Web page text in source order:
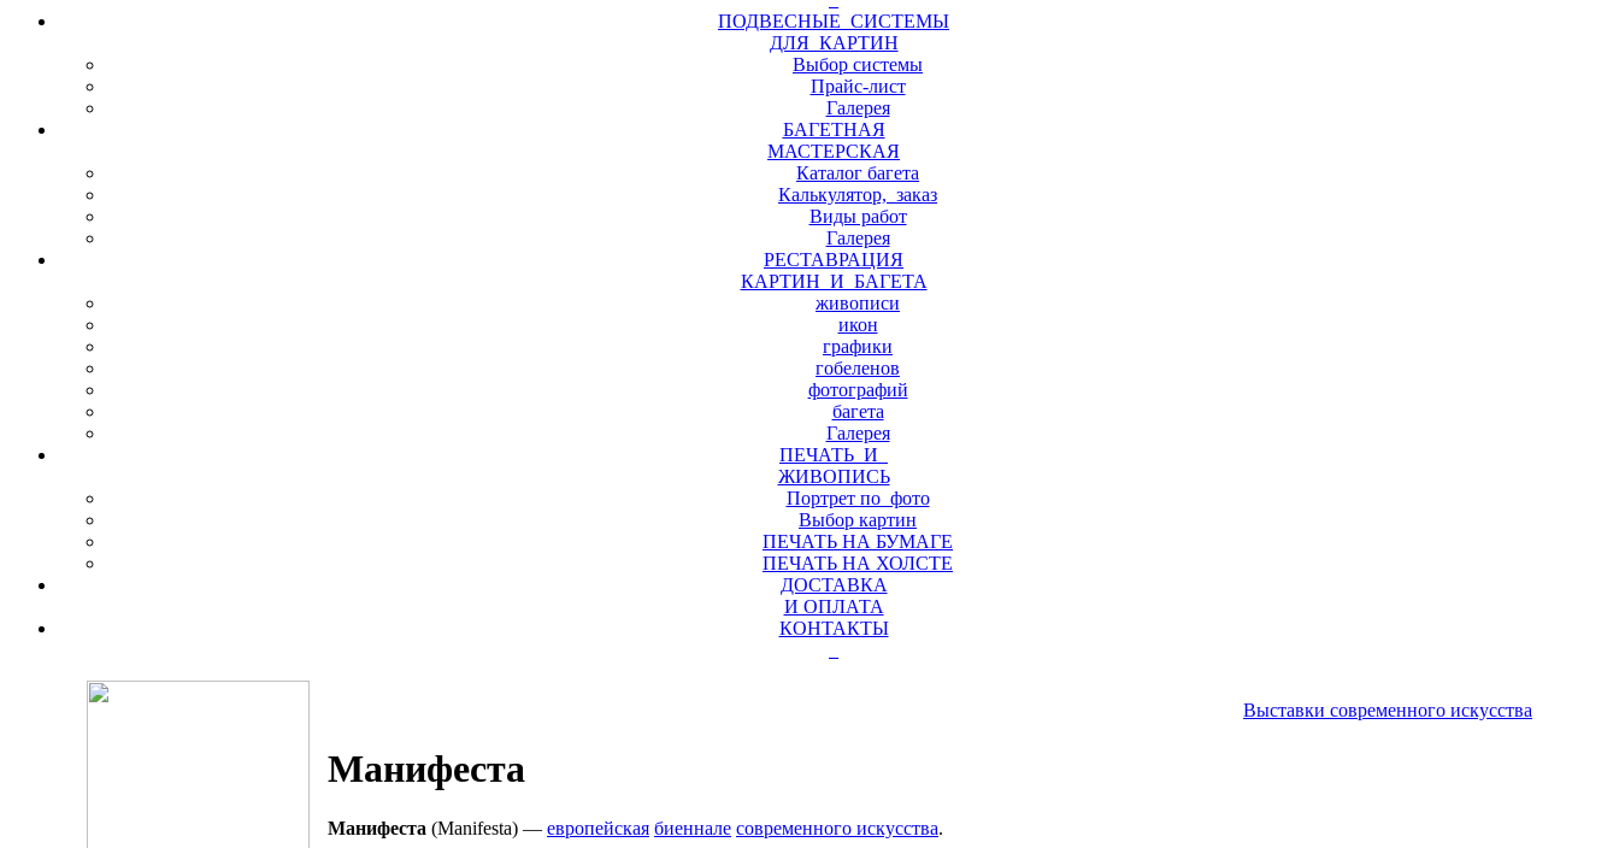
ПОДВЕСНЫЕ СИСТЕМЫ
ДЛЯ КАРТИН
Выбор системы
Прайс-лист
Галерея
БАГЕТНАЯ
МАСТЕРСКАЯ
Каталог багета
Калькулятор, заказ
Виды работ
Галерея
РЕСТАВРАЦИЯ
КАРТИН И БАГЕТА
живописи
икон
графики
гобеленов
фотографий
багета
Галерея
ПЕЧАТЬ И
ЖИВОПИСЬ
Портрет по фото
Выбор картин
ПЕЧАТЬ НА БУМАГЕ
ПЕЧАТЬ НА ХОЛСТЕ
ДОСТАВКА
И ОПЛАТА
КОНТАКТЫ
Выставки современного искусства
Манифеста
Манифеста (Manifesta) — европейская биеннале современного искусства.